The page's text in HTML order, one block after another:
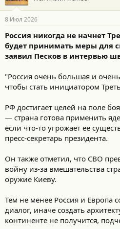
8 Июл 2026
Россия никогда не начнет
будет принимать меры для
заявил Песков в интервью
"Россия очень большая и
чтобы стать инициатором
РФ достигает целей на поле
— страна готова применить
если что-то угрожает ее
пресс-секретарь президента.
Он также отметил, что СВО
войну из-за вмешательства
оружие Киеву.
Тем не менее Россия и Европа
диалог, иначе создать
континенте не получится,